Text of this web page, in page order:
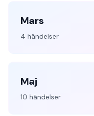
Mars
4 händelser
Maj
10 händelser